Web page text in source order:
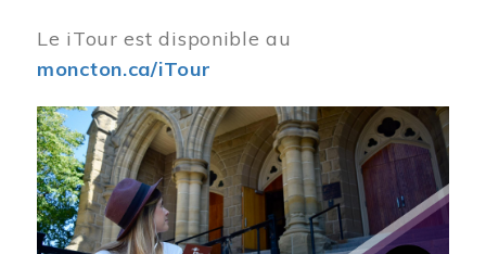
Le iTour est disponible au
moncton.ca/iTour